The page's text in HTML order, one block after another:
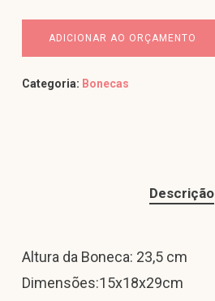
ADICIONAR AO ORÇAMENTO
Categoria: Bonecas
Descrição
Altura da Boneca: 23,5 cm
Dimensões:15x18x29cm